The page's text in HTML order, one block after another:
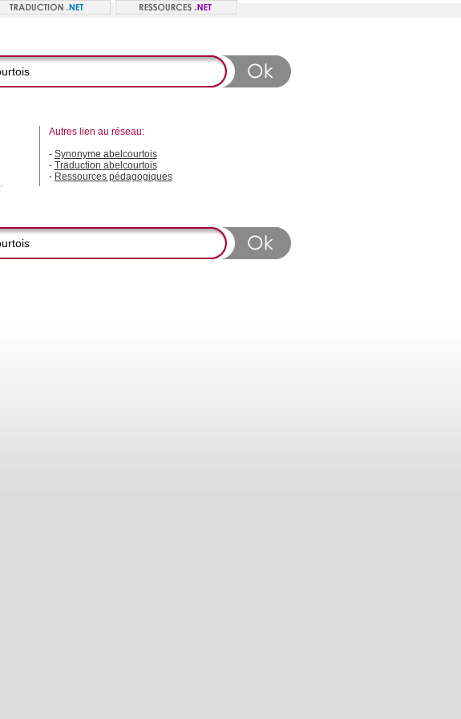
Autres lien au réseau:
- Synonyme abelcourtois
- Traduction abelcourtois
- Ressources pédagogiques